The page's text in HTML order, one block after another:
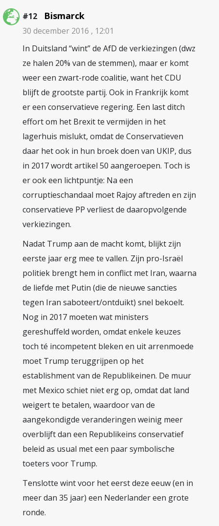
#12 Bismarck
30 december 2016 , 12:01
In Duitsland “wint” de AfD de verkiezingen (dwz
ze halen 20% van de stemmen), maar er komt
weer een zwart-rode coalitie, want het CDU
blijft de grootste partij. Ook in Frankrijk komt
er een conservatieve regering. Een last ditch
effort om het Brexit te vermijden in het
lagerhuis mislukt, omdat de Conservatieven
daar het ook in hun broek doen van UKIP, dus
in 2017 wordt artikel 50 aangeroepen. Toch is
er ook een lichtpuntje: Na een
corruptieschandaal moet Rajoy aftreden en zijn
conservatieve PP verliest de daaropvolgende
verkiezingen.
Nadat Trump aan de macht komt, blijkt zijn
eerste jaar erg mee te vallen. Zijn pro-Israël
politiek brengt hem in conflict met Iran, waarna
de liefde met Putin (die de nieuwe sancties
tegen Iran saboteert/ontduikt) snel bekoelt.
Nog in 2017 moeten wat ministers
gereshuffeld worden, omdat enkele keuzes
toch té incompetent bleken en uit arrenmoede
moet Trump teruggrijpen op het
establishment van de Republikeinen. De muur
met Mexico schiet niet erg op, omdat dat land
weigert te betalen, waardoor van de
aangekondigde veranderingen weinig meer
overblijft dan een Republikeins conservatief
beleid as usual met een paar symbolische
toeters voor Trump.
Tenslotte wint voor het eerst deze eeuw (en in
meer dan 35 jaar) een Nederlander een grote
ronde.